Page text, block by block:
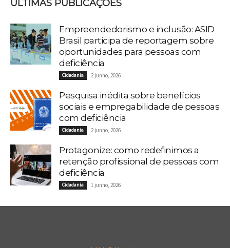
ÚLTIMAS PUBLICAÇÕES
Empreendedorismo e inclusão: ASID
Brasil participa de reportagem sobre
oportunidades para pessoas com
deficiência
Cidadania 2 junho, 2026
Pesquisa inédita sobre benefícios
sociais e empregabilidade de pessoas
com deficiência
Cidadania 2 junho, 2026
Protagonize: como redefinimos a
retenção profissional de pessoas com
deficiência
Cidadania 1 junho, 2026